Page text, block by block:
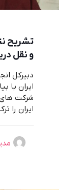
تشریح
و نقل
دبیرکل
ایران با
شرکت های
ایران را